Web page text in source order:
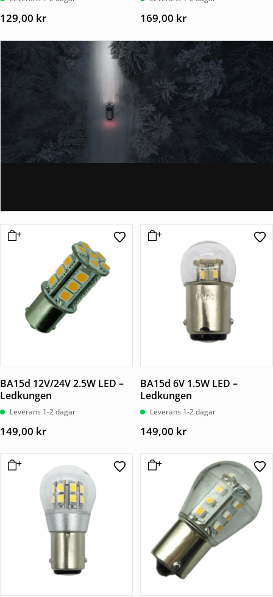
129,00 kr 169,00 kr
BA15d 12V/24V 2.5W LED –
Ledkungen
Leverans 1-2 dagar
149,00 kr
BA15d 6V 1.5W LED –
Ledkungen
Leverans 1-2 dagar
149,00 kr